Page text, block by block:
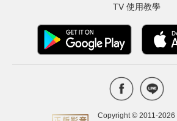
TV 使用教學
Copyright © 2011-2026